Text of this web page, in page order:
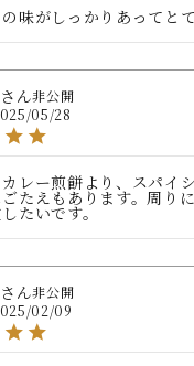
味がしっかりあってと
非公開
05/28
レー煎餅より、スパイ
たえもあります。周り
たいです。
非公開
02/09